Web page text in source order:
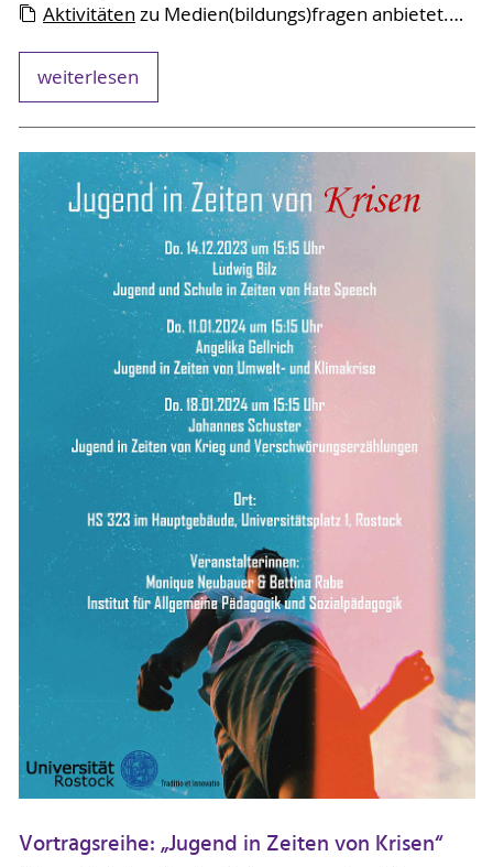
Aktivitäten zu Medien(bildungs)fragen anbietet.…
weiterlesen
Vortragsreihe: „Jugend in Zeiten von Krisen“